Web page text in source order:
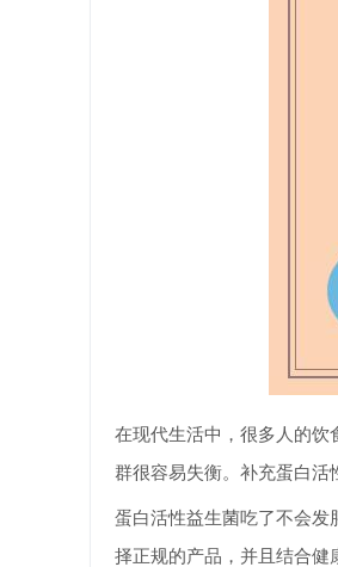
在现代生活中，很多人的饮
群很容易失衡。补充蛋白活
蛋白活性益生菌吃了不会发
择正规的产品，并且结合健